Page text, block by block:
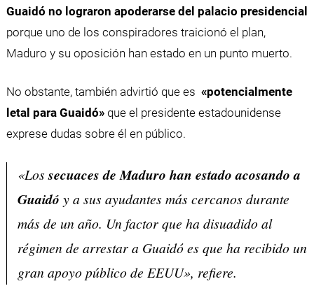
Guaidó no lograron apoderarse del palacio presidencial
porque uno de los conspiradores traicionó el plan,
Maduro y su oposición han estado en un punto muerto.
No obstante, también advirtió que es «potencialmente
letal para Guaidó» que el presidente estadounidense
exprese dudas sobre él en público.
«Lossecuaces de Maduro han estado acosando a
Guaidó y a sus ayudantes más cercanos durante
más de un año. Un factor que ha disuadido al
régimen de arrestar a Guaidó es que ha recibido un
gran apoyo público de EEUU», refiere.